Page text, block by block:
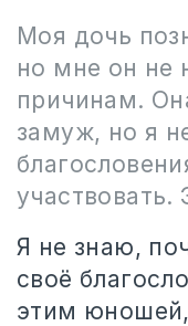
Моя дочь
но мне он не
причинам.
замуж, но я
участвовать.
Я не знаю,
своё
этим юношей,